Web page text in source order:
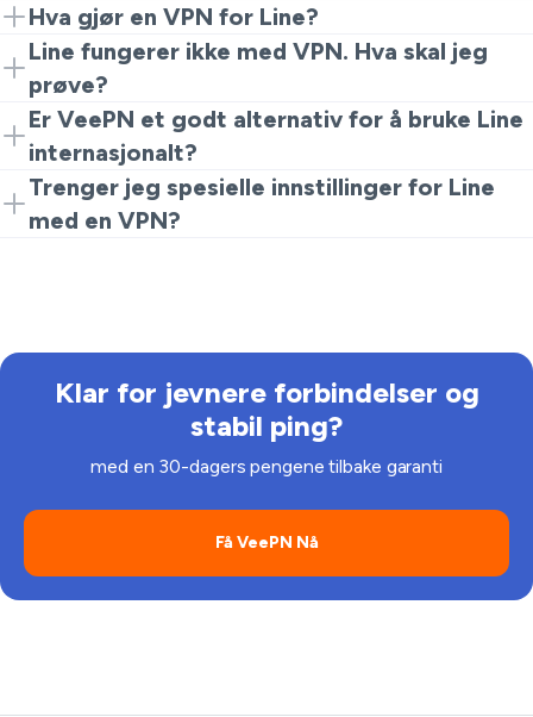
Ja, ved å bruke VeePN kan du koble til regioner der
Line er tilgjengelig og fortsette meldingen uten
restriksjoner.
Hva gjør en VPN for Line?
En VPN sikrer forbindelsen din, hindrer avlytting og
holder samtalene dine private når du bruker offentlige
Line fungerer ikke med VPN. Hva skal jeg
prøve?
Hvis Line ikke kobler til, bytt til en annen server i
samme region, sjekk VPN-innstillingene dine, og sørg
for at internettforbindelsen din er stabil.
Er VeePN et godt alternativ for å bruke Line
internasjonalt?
Absolutt! VeePN lar deg omgå geografiske
restriksjoner og opprettholde personvernet mens du
Trenger jeg spesielle innstillinger for Line
med en VPN?
Klar for jevnere forbindelser og
stabil ping?
med en 30-dagers pengene tilbake garanti
Få VeePN Nå